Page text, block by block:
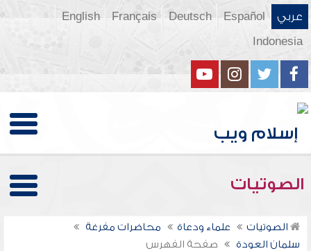
عربي Español
Deutsch
Français
English
Indonesia
الصوتيات
الصوتيات علماء ودعاة
محاضرات مفرغة
سلمان العودة
صفحة الفهرس